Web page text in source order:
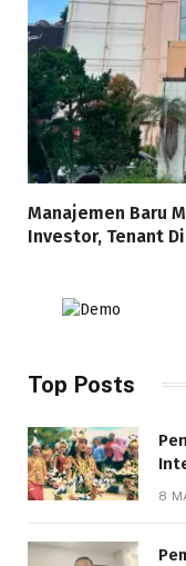
Manajemen Baru
Investor, Tenant
Top Posts
8